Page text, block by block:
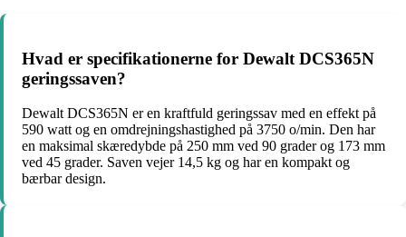
Hvad er specifikationerne for Dewalt DCS365N
geringssaven?
Dewalt DCS365N er en kraftfuld geringssav med en effekt på
590 watt og en omdrejningshastighed på 3750 o/min. Den har
en maksimal skæredybde på 250 mm ved 90 grader og 173 mm
ved 45 grader. Saven vejer 14,5 kg og har en kompakt og
bærbar design.